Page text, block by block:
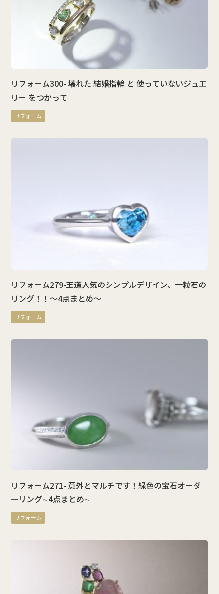
リフォーム300- 壊れた 結婚指輪 と 使っていないジュエ
リー をつかって
リフォーム
リフォーム279-王道人気のシンプルデザイン、一粒石の
リング！！～4点まとめ～
リフォーム
リフォーム271- 意外とマルチです！緑色の宝石オーダ
ーリング∼4点まとめ∼
リフォーム